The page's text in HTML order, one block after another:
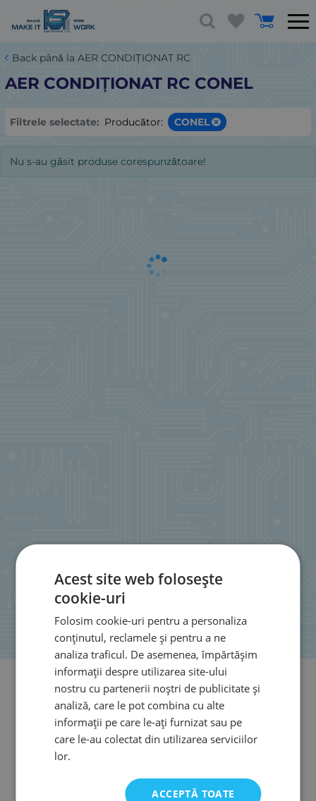
Back până la AER CONDIȚIONAT RC
AER CONDIȚIONAT RC CONEL
Filtrele selectate: Producător: CONEL
Nu s-au găsit produse corespunzătoare!
Acest site web folosește
cookie-uri
Folosim cookie-uri pentru a personaliza
conținutul, reclamele și pentru a ne
analiza traficul. De asemenea, împărtășim
informații despre utilizarea site-ului
nostru cu partenerii noștri de publicitate și
analiză, care le pot combina cu alte
informații pe care le-ați furnizat sau pe
care le-au colectat din utilizarea serviciilor
lor.
ACCEPTĂ TOATE